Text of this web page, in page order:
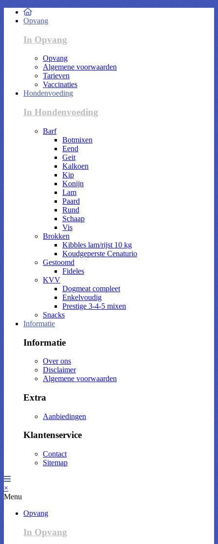
Opvang
In Opvang
Opvang
Algemene voorwaarden
Tarieven
Vaccinaties
Hondenvoeding
In Hondenvoeding
Barf
Botmixen
Eend
Geit
Kalkoen
Kip
Konijn
Lam
Paard
Rund
Schaap
Vis
Brokken
Kibbles lam/rijst 10 kg
Koudgeperste Cenaturio
Gestoomd
Fideles
KVV
Dogmeat compleet
Enkelvoudig
Prestige 3-4-5 mixen
Snacks
Informatie
Informatie
Over ons
Disclaimer
Algemene voorwaarden
Extra
Aanbiedingen
Klantenservice
Contact
Sitemap
×
Menu
Opvang
In Opvang